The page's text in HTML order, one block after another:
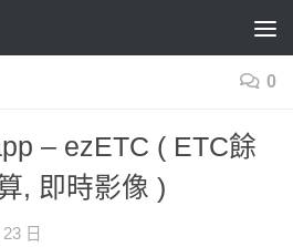
0
– ezETC ( ETC餘
, 即時影像 )
日